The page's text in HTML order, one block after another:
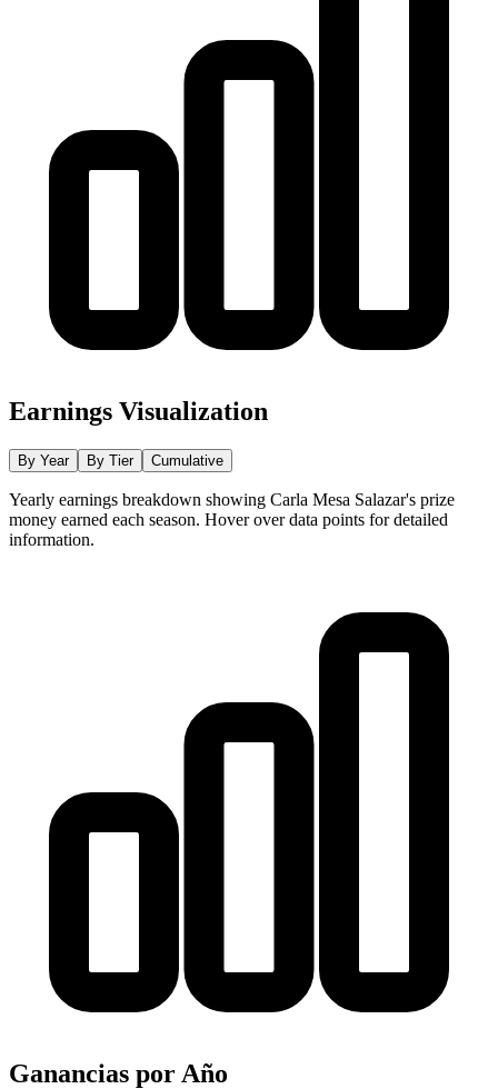
Earnings Visualization
By Year By Tier Cumulative
Yearly earnings breakdown showing Carla Mesa Salazar's prize
money earned each season. Hover over data points for detailed
information.
Ganancias por Año